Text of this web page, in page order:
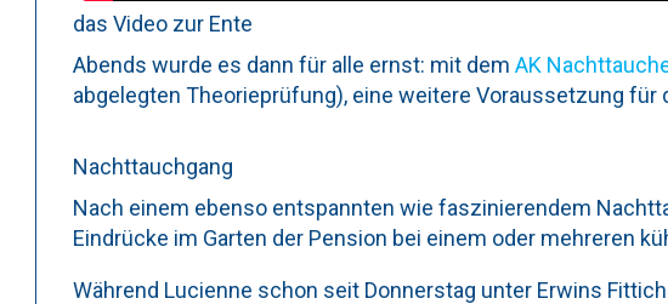
das Video zur Ente
Abends wurde es dann für alle ernst: mit dem AK
abgelegten Theorieprüfung), eine weitere Voraussetzung für
Nachttauchgang
Nach einem ebenso entspannten wie faszinierendem
Eindrücke im Garten der Pension bei einem oder mehreren
Während Lucienne schon seit Donnerstag unter Erwins